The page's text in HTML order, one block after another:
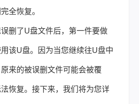
全恢复。
删了U盘文件后，第一件要做
该U盘。因为当您继续往U盘中
来的被误删文件可能会被覆
恢复。接下来，我们将为您详